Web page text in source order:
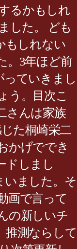
るかもしれ
した。 ども
もしれない
。3年ほど前
ていきまし
う。目次こ
さんは家族
た桐崎栄二
かげででき
ドしまし
いました。そ
画で言って
の新しいチ
推測ならして